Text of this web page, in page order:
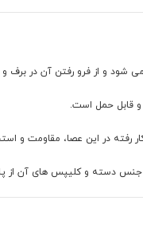
و از فرو رفتن آن در برف